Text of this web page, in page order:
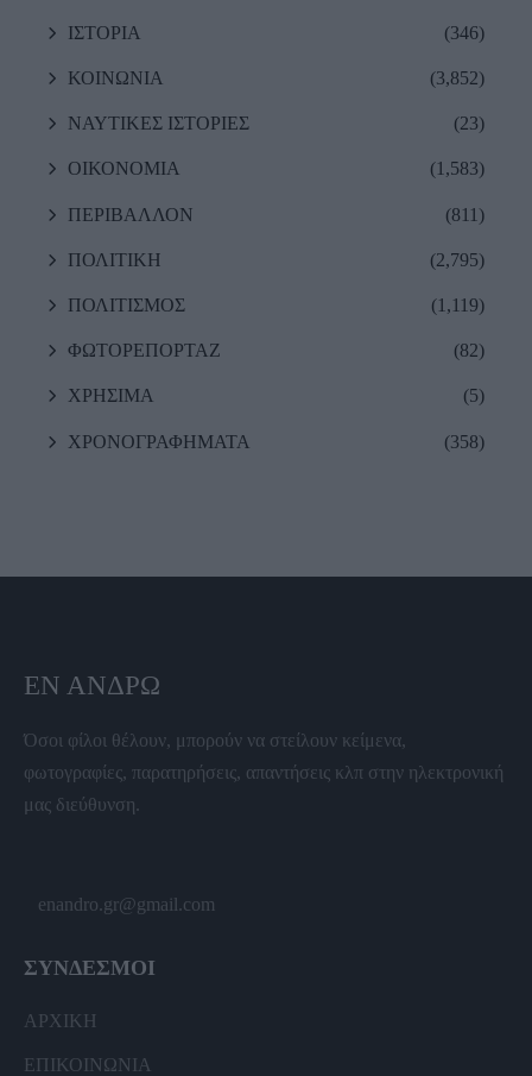
ΙΣΤΟΡΙΑ (346)
ΚΟΙΝΩΝΙΑ (3,852)
ΝΑΥΤΙΚΕΣ ΙΣΤΟΡΙΕΣ (23)
ΟΙΚΟΝΟΜΙΑ (1,583)
ΠΕΡΙΒΑΛΛΟΝ (811)
ΠΟΛΙΤΙΚΗ (2,795)
ΠΟΛΙΤΙΣΜΟΣ (1,119)
ΦΩΤΟΡΕΠΟΡΤΑΖ (82)
ΧΡΗΣΙΜΑ (5)
ΧΡΟΝΟΓΡΑΦΗΜΑΤΑ (358)
ΕΝ ΆΝΔΡΩ
Όσοι φίλοι θέλουν, μπορούν να στείλουν κείμενα,
φωτογραφίες, παρατηρήσεις, απαντήσεις κλπ στην ηλεκτρονική
μας διεύθυνση.
enandro.gr@gmail.com
ΣΥΝΔΕΣΜΟΙ
ΑΡΧΙΚΗ
ΕΠΙΚΟΙΝΩΝΙΑ